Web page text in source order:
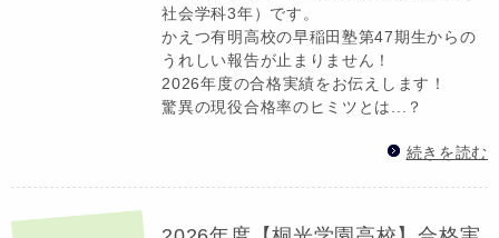
社会学科3年）です。
かえつ有明高校の早稲田塾第47期生からの
うれしい報告が止まりません！
2026年度の合格実績をお伝えします！
驚異の現役合格率のヒミツとは...？
続きを読む